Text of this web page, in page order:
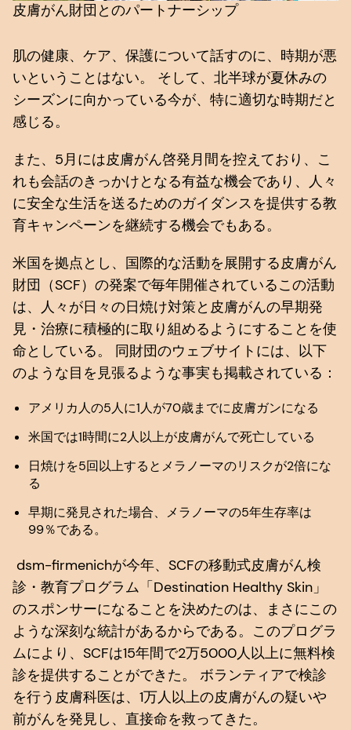
皮膚がん財団とのパートナーシップ
肌の健康、ケア、保護について話すのに、時期が悪
いということはない。 そして、北半球が夏休みの
シーズンに向かっている今が、特に適切な時期だと
感じる。
また、5月には皮膚がん啓発月間を控えており、こ
れも会話のきっかけとなる有益な機会であり、人々
に安全な生活を送るためのガイダンスを提供する教
育キャンペーンを継続する機会でもある。
米国を拠点とし、国際的な活動を展開する皮膚がん
財団（SCF）の発案で毎年開催されているこの活動
は、人々が日々の日焼け対策と皮膚がんの早期発
見・治療に積極的に取り組めるようにすることを使
命としている。 同財団のウェブサイトには、以下
のような目を見張るような事実も掲載されている：
アメリカ人の5人に1人が70歳までに皮膚ガンになる
米国では1時間に2人以上が皮膚がんで死亡している
日焼けを5回以上するとメラノーマのリスクが2倍にな
る
早期に発見された場合、メラノーマの5年生存率は
99％である。
dsm-firmenichが今年、SCFの移動式皮膚がん検
診・教育プログラム「Destination Healthy Skin」
のスポンサーになることを決めたのは、まさにこの
ような深刻な統計があるからである。このプログラ
ムにより、SCFは15年間で2万5000人以上に無料検
診を提供することができた。 ボランティアで検診
を行う皮膚科医は、1万人以上の皮膚がんの疑いや
前がんを発見し、直接命を救ってきた。